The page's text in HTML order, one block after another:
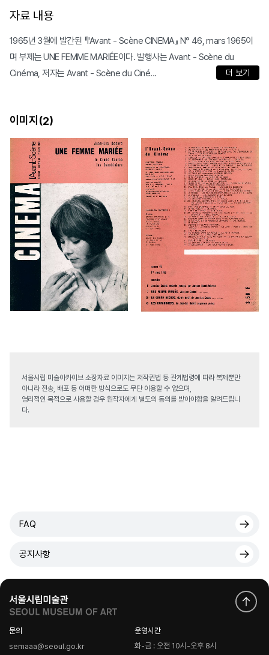
자료 내용
1965년 3월에 발간된 『l'Avant - Scène CINEMA』 N° 46, mars 1965이
며 부제는 UNE FEMME MARIÉE이다. 발행사는 Avant - Scène du
Cinéma, 저자는 Avant - Scène du Ciné...
더 보기
이미지(2)
서울시립 미술아카이브 소장자료 이미지는 저작권법 등 관계법령에 따라 복제뿐만
아니라 전송, 배포 등 어떠한 방식으로도 무단 이용할 수 없으며,
영리적인 목적으로 사용할 경우 원작자에게 별도의 동의를 받아야함을 알려드립니
다.
FAQ
공지사항
문의
semaaa@seoul.go.kr
운영시간
화-금 : 오전 10시-오후 8시